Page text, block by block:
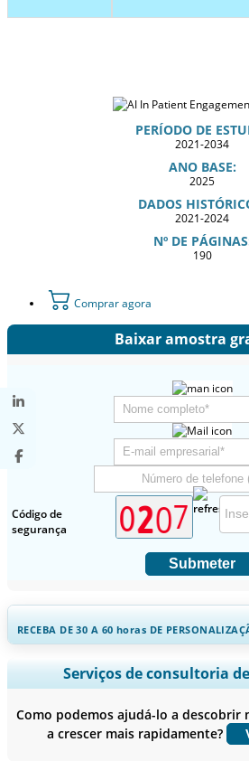
PERÍODO DE
2021-2034
ANO BASE:
2025
DADOS
2021-2024
Nº DE
190
Comprar agora
Baixar amostra
Código de
segurança
Submeter
RECEBA DE 30 A 60 horas DE
Ampliar a cobertura regional e por
Perfis de empresas, Benchmarking
Personalizar
Serviços de consultoria
Como podemos ajudá-lo a descobrir
a crescer mais rapidamente?